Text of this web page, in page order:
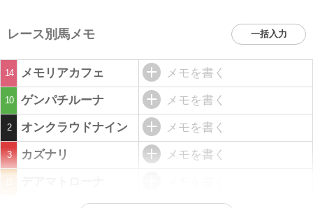
レース別馬メモ 一括入力
14 メモリアカフェ メモを書く
10 ゲンパチルーナ メモを書く
2 オンクラウドナイン メモを書く
3 カズナリ メモを書く